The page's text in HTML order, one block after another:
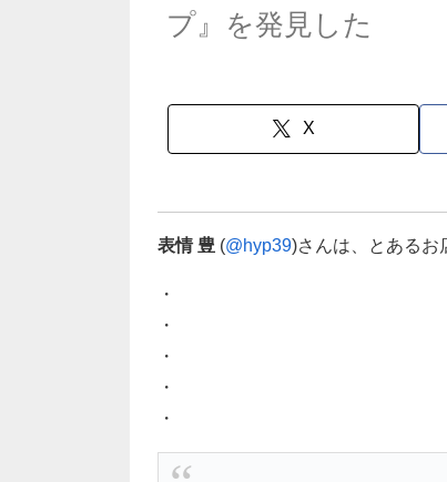
プ』を発見した
X
表情 豊 (@hyp39)さんは、とあるお
・
・
・
・
・